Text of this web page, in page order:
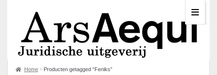
Home Producten getagged “Feniks”